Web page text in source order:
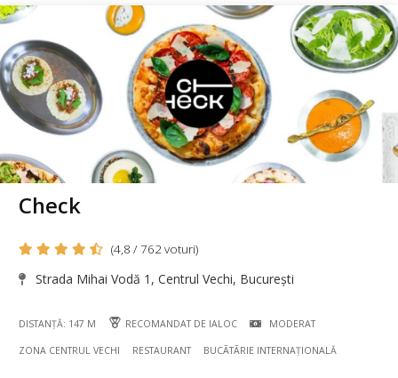
Check
(4,8 / 762 voturi)
Strada Mihai Vodă 1, Centrul Vechi, București
DISTANȚĂ: 147 M RECOMANDAT DE IALOC MODERAT
ZONA CENTRUL VECHI RESTAURANT BUCÃTÃRIE INTERNAȚIONALĂ